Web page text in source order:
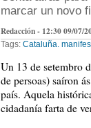
marcar un novo
Redacción - 12:30 09/07/
Tags: Cataluña.
Un 13 de setembro
de persoas) saíron
país. Aquela
cidadanía farta de